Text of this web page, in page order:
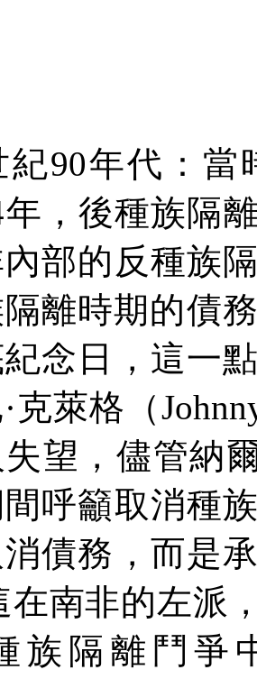
紀90年代：當
年，後種族隔
內部的反種族
離時期的債
念日，這一
克萊格（
望，儘管納
呼籲取消種
債務，而是
在南非的左派
族隔離鬥爭